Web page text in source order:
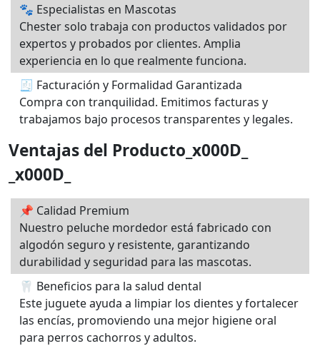
🐾 Especialistas en Mascotas
Chester solo trabaja con productos validados por
expertos y probados por clientes. Amplia
experiencia en lo que realmente funciona.
🧾 Facturación y Formalidad Garantizada
Compra con tranquilidad. Emitimos facturas y
trabajamos bajo procesos transparentes y legales.
Ventajas del Producto_x000D_
_x000D_
📌 Calidad Premium
Nuestro peluche mordedor está fabricado con
algodón seguro y resistente, garantizando
durabilidad y seguridad para las mascotas.
🦷 Beneficios para la salud dental
Este juguete ayuda a limpiar los dientes y fortalecer
las encías, promoviendo una mejor higiene oral
para perros cachorros y adultos.